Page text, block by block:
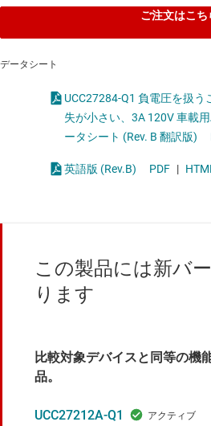
ご注文はこち
データシート
UCC27284-Q1 負電圧を扱
失が小さい、3A 120V 車載
ータシート (Rev. B 翻訳版)
英語版 (Rev.B) PDF |
この製品には新バ
ります
比較対象デバイスと同等の機
品。
UCC27212A-Q1